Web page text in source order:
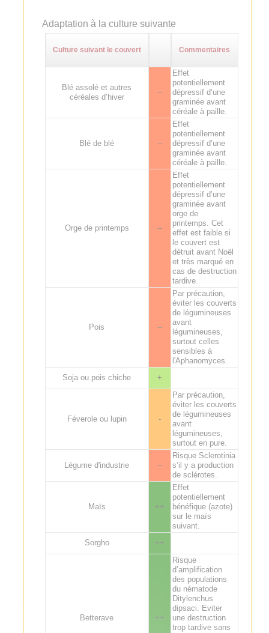
Adaptation à la culture suivante
Culture suivant le couvert Commentaires
Blé assolé et autres
céréales d’hiver
--
Effet
potentiellement
dépressif d’une
graminée avant
céréale à paille.
Blé de blé --
Effet
potentiellement
dépressif d’une
graminée avant
céréale à paille.
Orge de printemps --
Effet
potentiellement
dépressif d’une
graminée avant
orge de
printemps. Cet
effet est faible si
le couvert est
détruit avant Noël
et très marqué en
cas de destruction
tardive.
Pois --
Par précaution,
éviter les couverts
de légumineuses
avant
légumineuses,
surtout celles
sensibles à
l'Aphanomyces.
Soja ou pois chiche
+
Féverole ou lupin -
Par précaution,
éviter les couverts
de légumineuses
avant
légumineuses,
surtout en pure.
Légume d'industrie --
Risque Sclerotinia
s’il y a production
de sclérotes.
Maïs ++
Effet
potentiellement
bénéfique (azote)
sur le maïs
suivant.
Sorgho
++
Betterave ++
Risque
d’amplification
des populations
du nématode
Ditylenchus
dipsaci. Eviter
une destruction
trop tardive sans